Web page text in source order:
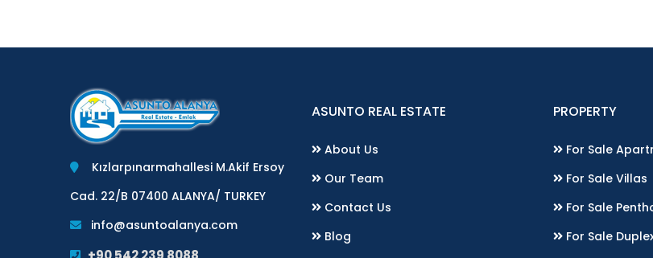
Kızlarpınarmahallesi M.Akif Ersoy
Cad. 22/B 07400 ALANYA/ TURKEY
info@asuntoalanya.com
ASUNTO REAL ESTATE
About Us
Our Team
Contact Us
Blog
PROPERTY
For Sale
For Sale Villas
For Sale
For Sale